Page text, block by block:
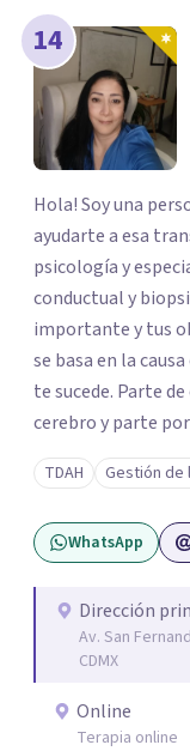
14
Hola! Soy una
ayudarte a esa
psicología y
conductual y
importante y tus
se basa en la
te sucede. Parte
cerebro y parte
que te pasa.
que aprendas a
para que
un impacto en tu
desempeño
*Cambio de
conductual.
TDAH Gestión de
WhatsApp
Dirección
Av. San
CDMX
Online
Terapia online